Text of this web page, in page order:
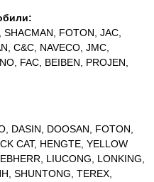
SHACMAN, FOTON, JAC,
C&C, NAVECO, JMC,
FAC, BEIBEN, PROJEN,
DASIN, DOOSAN, FOTON,
CAT, HENGTE, YELLOW
LIUCONG, LONKING,
SHUNTONG, TEREX,